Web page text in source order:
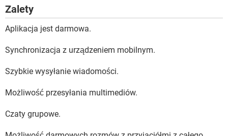
Zalety
Aplikacja jest darmowa.
Synchronizacja z urządzeniem mobilnym.
Szybkie wysyłanie wiadomości.
Możliwość przesyłania multimediów.
Czaty grupowe.